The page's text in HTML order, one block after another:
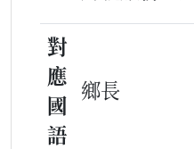
對
應
國
語
鄉長